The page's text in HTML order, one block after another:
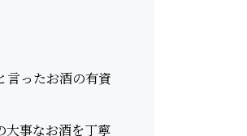
言ったお酒の有資
大事なお酒を丁寧